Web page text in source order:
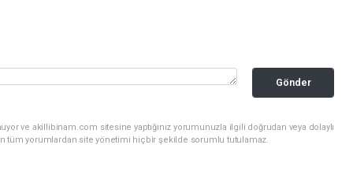
Gönder
ve akillibinam.com sitesine yaptığınız yorumunuzla ilgili doğrudan veya dolaylı
tüm yorumlardan site yönetimi hiçbir şekilde sorumlu tutulamaz.